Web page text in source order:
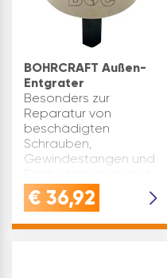
BOHRCRAFT Außen-
Entgrater
Besonders zur
Reparatur von
beschädigten
Schrauben,
Gewindestangen und
Einsatz in
Akkuschrauber und
Einfache Handhabung
€ 36,92